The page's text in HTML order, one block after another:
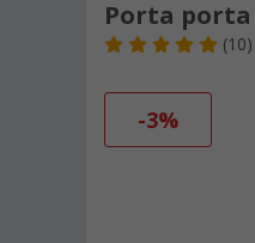
Porta porta
(10)
-3%